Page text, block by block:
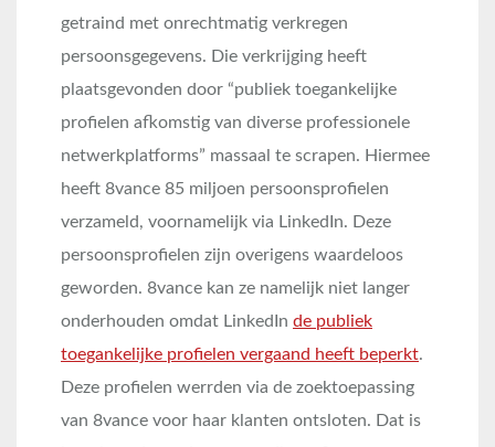
getraind met onrechtmatig verkregen
persoonsgegevens. Die verkrijging heeft
plaatsgevonden door “publiek toegankelijke
profielen afkomstig van diverse professionele
netwerkplatforms” massaal te scrapen. Hiermee
heeft 8vance 85 miljoen persoonsprofielen
verzameld, voornamelijk via LinkedIn. Deze
persoonsprofielen zijn overigens waardeloos
geworden. 8vance kan ze namelijk niet langer
onderhouden omdat LinkedIn de publiek
toegankelijke profielen vergaand heeft beperkt.
Deze profielen werrden via de zoektoepassing
van 8vance voor haar klanten ontsloten. Dat is